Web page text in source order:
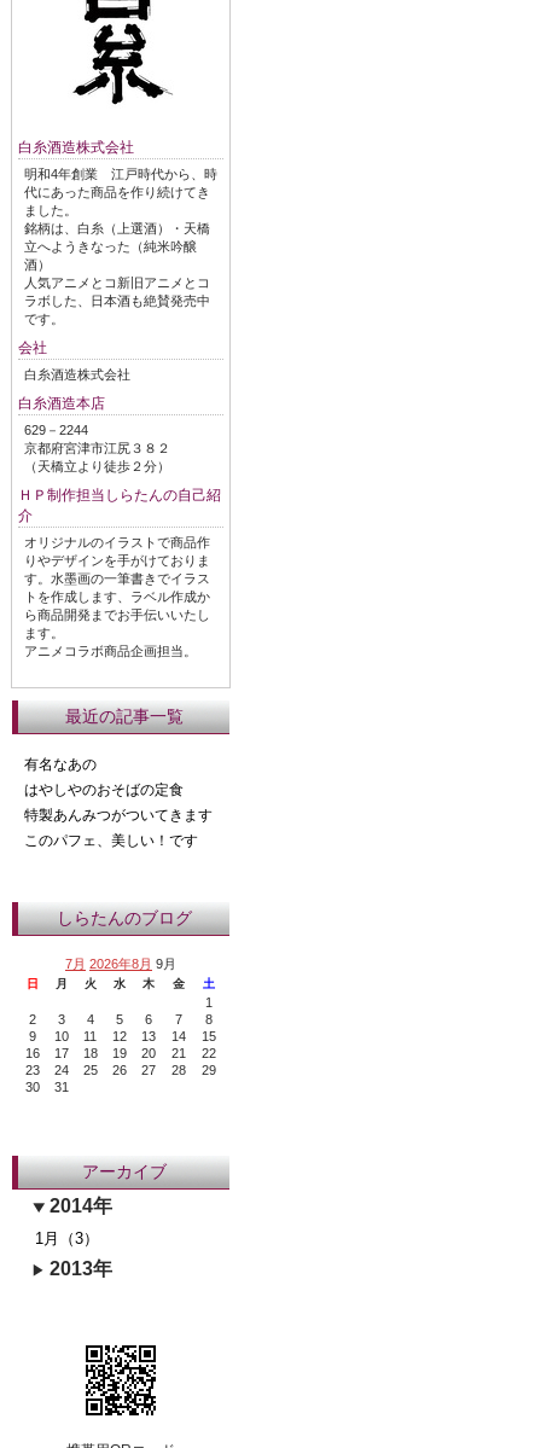
白糸酒造株式会社
明和4年創業 江戸時代から、時
代にあった商品を作り続けてき
ました。
銘柄は、白糸（上選酒）・天橋
立へようきなった（純米吟醸
酒）
人気アニメとコ新旧アニメとコ
ラボした、日本酒も絶賛発売中
です。
会社
白糸酒造株式会社
白糸酒造本店
629－2244
京都府宮津市江尻３８２
（天橋立より徒歩２分）
ＨＰ制作担当しらたんの自己紹
介
オリジナルのイラストで商品作
りやデザインを手がけておりま
す。水墨画の一筆書きでイラス
トを作成します、ラベル作成か
ら商品開発までお手伝いいたし
ます。
アニメコラボ商品企画担当。
最近の記事一覧
有名なあの
はやしやのおそばの定食
特製あんみつがついてきます
このパフェ、美しい！です
しらたんのブログ
7月 2026年8月 9月
日 月 火 水 木 金 土
1
2
3 4 5 6 7
8
9
10 11 12 13 14
15
16
17 18 19 20 21
22
23
24 25 26 27 28
29
30
31
アーカイブ
2014年
1月（3）
2013年